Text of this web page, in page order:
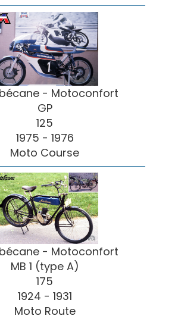
- Motoconfort
GP
125
1975 - 1976
Moto Course
- Motoconfort
MB 1 (type A)
175
1924 - 1931
Moto Route